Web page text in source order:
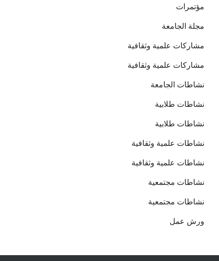
مؤتمرات
مجلة الجامعة
مشاركات علمية وثقافية
مشاركات علمية وثقافية
نشاطات الجامعة
نشاطات طلابية
نشاطات طلابية
نشاطات علمية وثقافية
نشاطات علمية وثقافية
نشاطات مجتمعية
نشاطات مجتمعية
ورش عمل